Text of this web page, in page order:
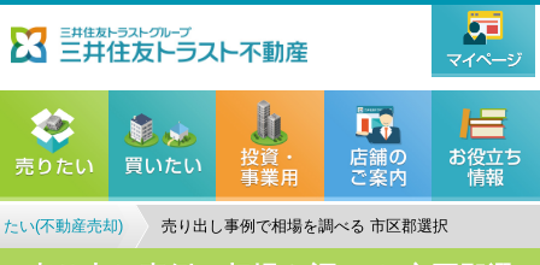
たい(不動産売却) 売り出し事例で相場を調べる 市区郡選択